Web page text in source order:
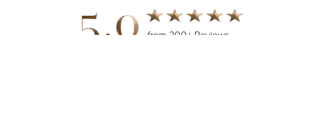
5.0 from 200+ Reviews